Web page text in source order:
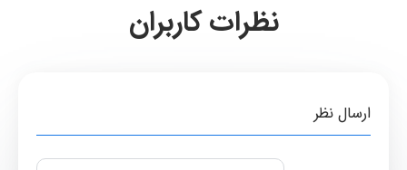
نظرات کاربران
ارسال نظر